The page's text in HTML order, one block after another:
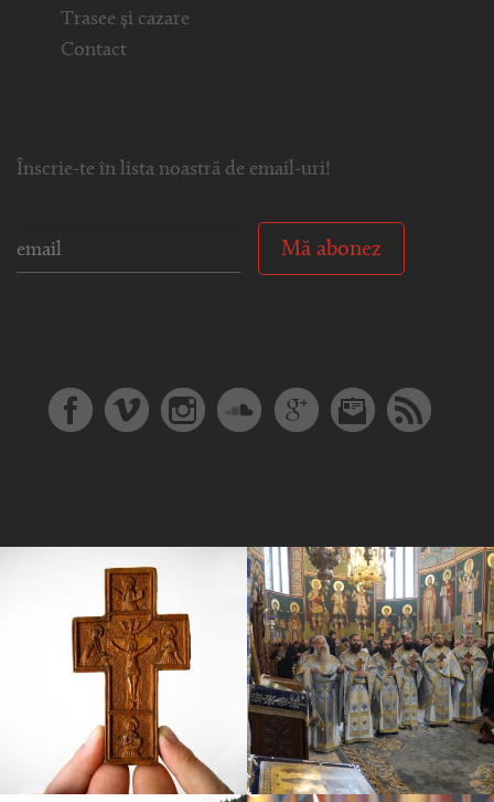
Trasee și cazare
Contact
Înscrie-te în lista noastră de email-uri!
Mă abonez